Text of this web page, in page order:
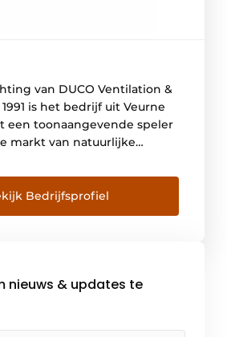
van DUCO Ventilation &
is het bedrijf uit Veurne
een toonaangevende speler
markt van natuurlijke
voorzien van een
en energiezuinig
Een continue investering in
middelen vormt sinds jaar
Bedrijfsprofiel
nieuws & updates te